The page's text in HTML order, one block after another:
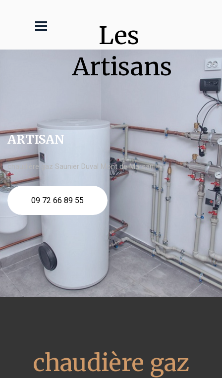
Les
Artisans
ARTISAN
chaudière gaz Saunier Duval Mont de Marsan
09 72 66 89 55
chaudière gaz